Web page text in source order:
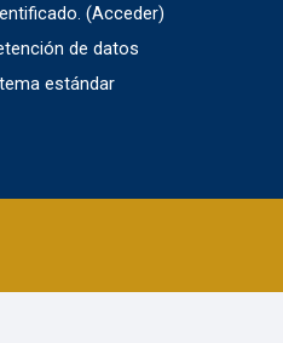
(Acceder)
de datos
estándar